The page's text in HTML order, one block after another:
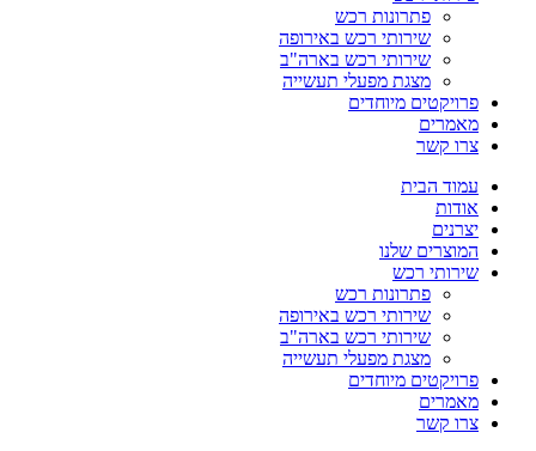
פתרונות רכש
שירותי רכש באירופה
שירותי רכש בארה"ב
מצגת מפעלי תעשייה
פרויקטים מיוחדים
מאמרים
צרו קשר
עמוד הבית
אודות
יצרנים
המוצרים שלנו
שירותי רכש
פתרונות רכש
שירותי רכש באירופה
שירותי רכש בארה"ב
מצגת מפעלי תעשייה
פרויקטים מיוחדים
מאמרים
צרו קשר